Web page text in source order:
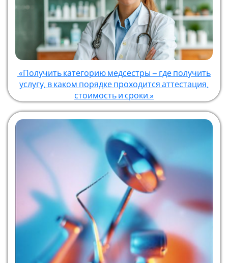
«Получить категорию медсестры – где получить
услугу, в каком порядке проходится аттестация,
стоимость и сроки.»